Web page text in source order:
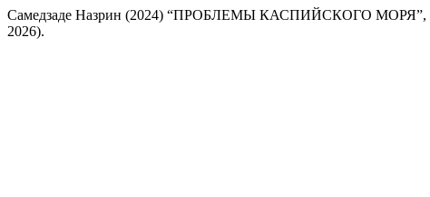
Самедзаде Назрин (2024) “ПРОБЛЕМЫ КАСПИЙСКОГО МОРЯ”,
2026).